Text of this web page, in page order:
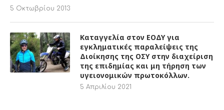
υγειονομικών πρωτοκόλλων.
5 Απριλίου 2021